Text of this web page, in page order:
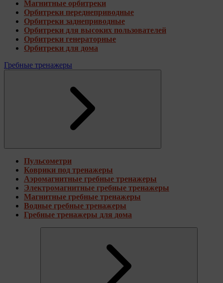
Магнитные орбитреки
Орбитреки переднеприводные
Орбитреки заднеприводные
Орбитреки для высоких пользователей
Орбитреки генераторные
Орбитреки для дома
Гребные тренажеры
Пульсометри
Коврики под тренажеры
Аэромагнитные гребные тренажеры
Электромагнитные гребные тренажеры
Магнитные гребные тренажеры
Водные гребные тренажеры
Гребные тренажеры для дома